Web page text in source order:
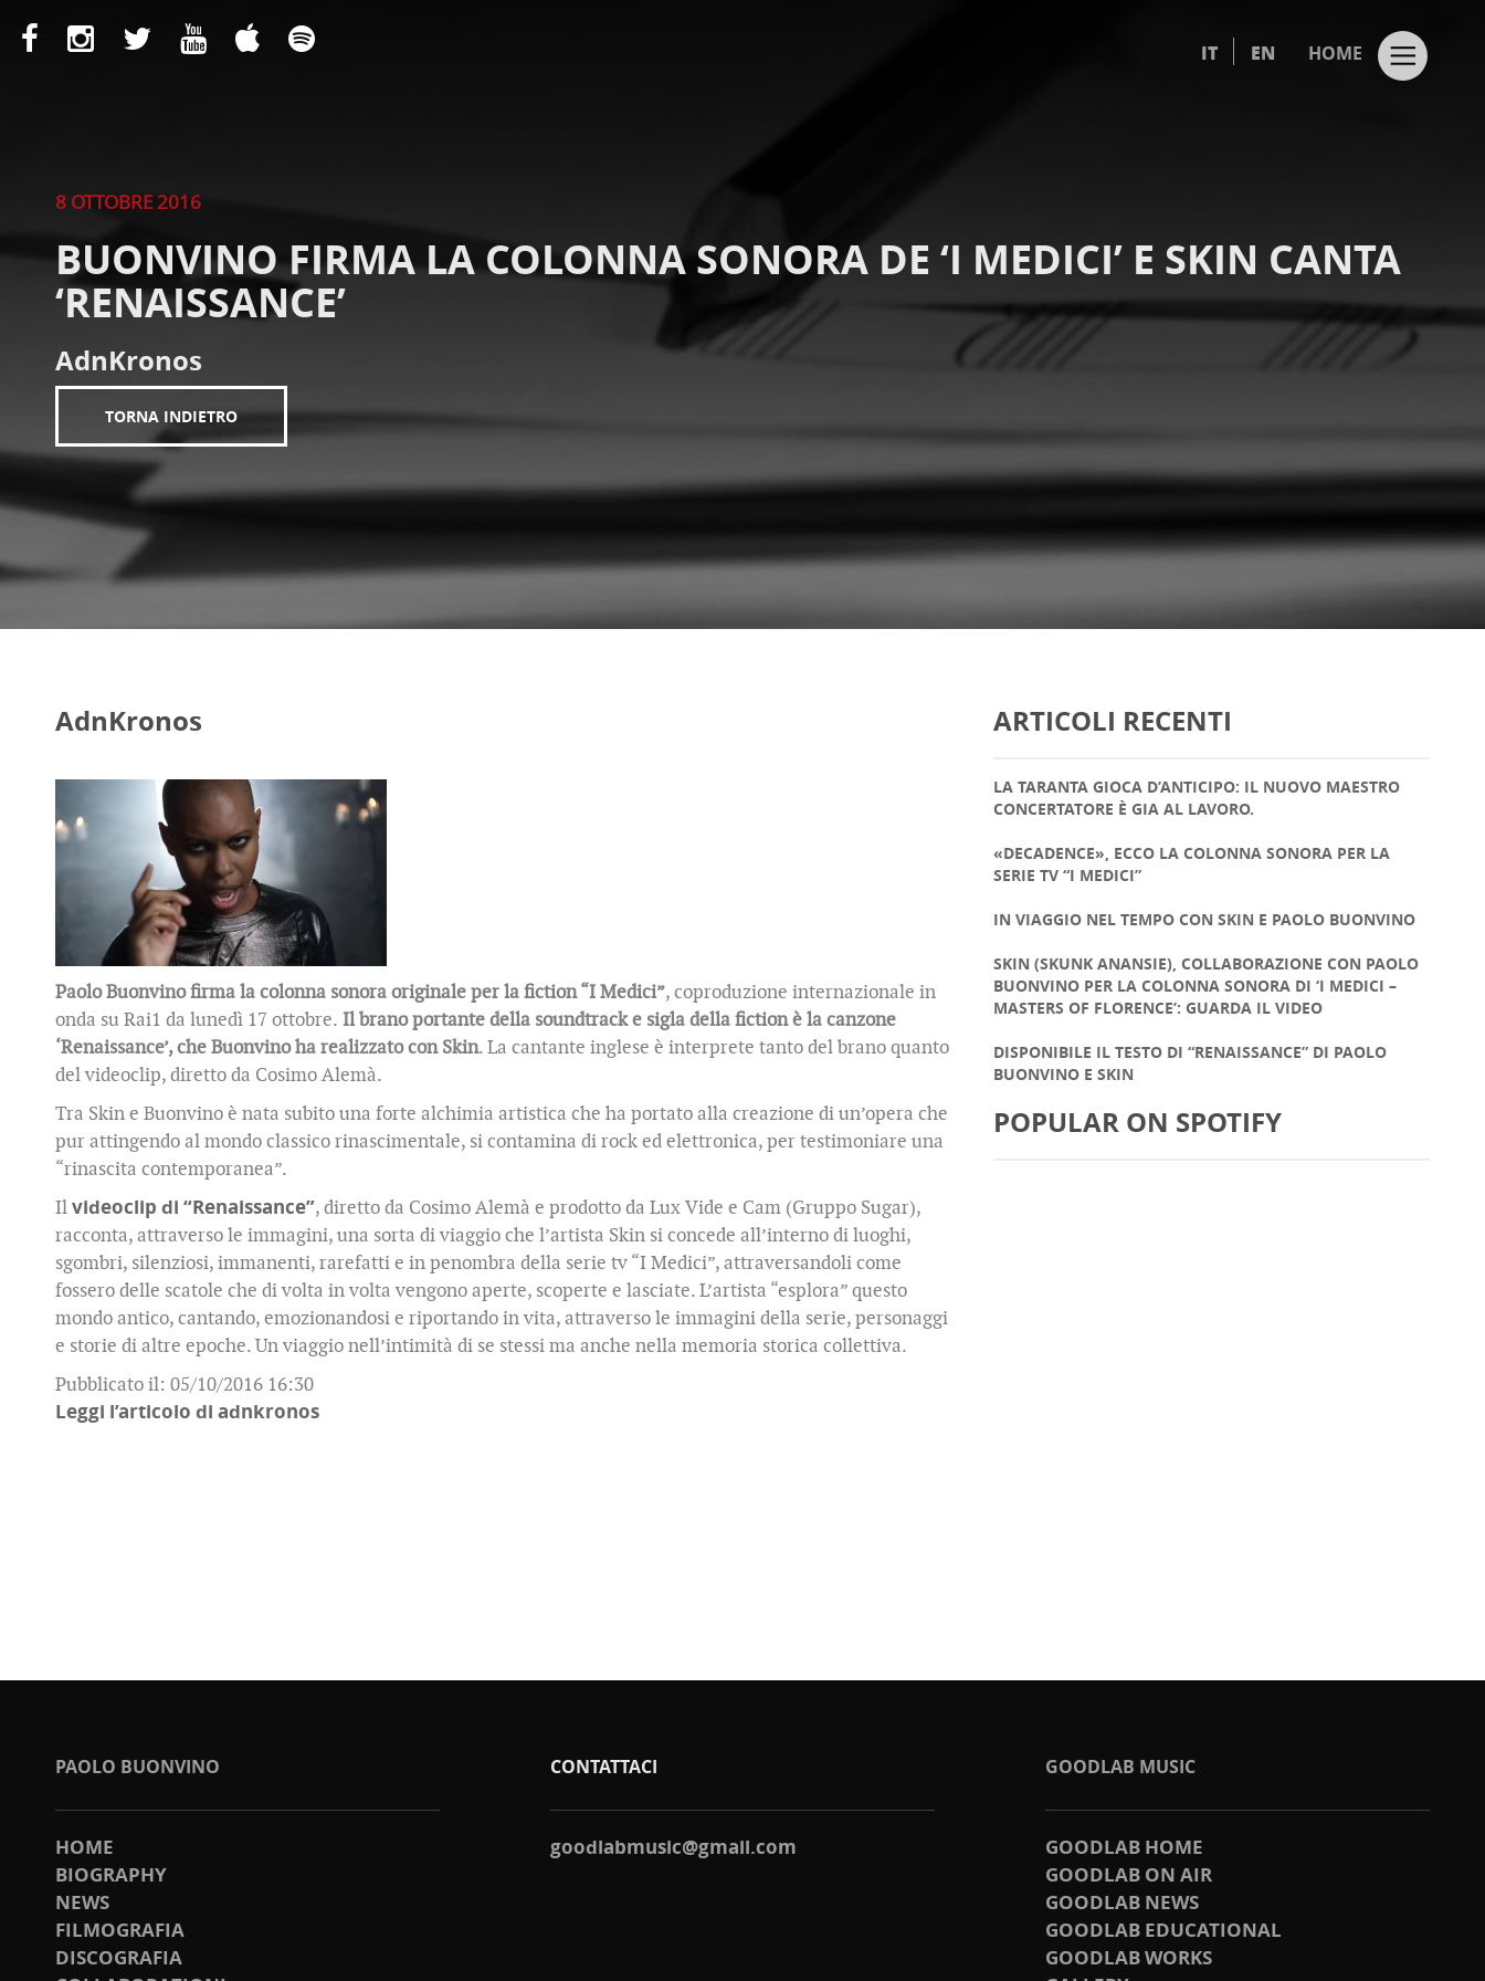
IT EN HOME
8 OTTOBRE 2016
BUONVINO FIRMA LA COLONNA SONORA DE ‘I MEDICI’ E SKIN CANTA
‘RENAISSANCE’
AdnKronos
TORNA INDIETRO
AdnKronos
Paolo Buonvino firma la colonna sonora originale per la fiction “I Medici”, coproduzione internazionale in
onda su Rai1 da lunedì 17 ottobre. Il brano portante della soundtrack e sigla della fiction è la canzone
‘Renaissance’, che Buonvino ha realizzato con Skin. La cantante inglese è interprete tanto del brano quanto
del videoclip, diretto da Cosimo Alemà.
Tra Skin e Buonvino è nata subito una forte alchimia artistica che ha portato alla creazione di un’opera che
pur attingendo al mondo classico rinascimentale, si contamina di rock ed elettronica, per testimoniare una
“rinascita contemporanea”.
Ilvideoclip di “Renaissance”, diretto da Cosimo Alemà e prodotto da Lux Vide e Cam (Gruppo Sugar),
racconta, attraverso le immagini, una sorta di viaggio che l’artista Skin si concede all’interno di luoghi,
sgombri, silenziosi, immanenti, rarefatti e in penombra della serie tv “I Medici”, attraversandoli come
fossero delle scatole che di volta in volta vengono aperte, scoperte e lasciate. L’artista “esplora” questo
mondo antico, cantando, emozionandosi e riportando in vita, attraverso le immagini della serie, personaggi
e storie di altre epoche. Un viaggio nell’intimità di se stessi ma anche nella memoria storica collettiva.
Pubblicato il: 05/10/2016 16:30
Leggi l’articolo di adnkronos
ARTICOLI RECENTI
LA TARANTA GIOCA D’ANTICIPO: IL NUOVO MAESTRO
CONCERTATORE È GIA AL LAVORO.
«DECADENCE», ECCO LA COLONNA SONORA PER LA
SERIE TV “I MEDICI”
IN VIAGGIO NEL TEMPO CON SKIN E PAOLO BUONVINO
SKIN (SKUNK ANANSIE), COLLABORAZIONE CON PAOLO
BUONVINO PER LA COLONNA SONORA DI ‘I MEDICI –
MASTERS OF FLORENCE’: GUARDA IL VIDEO
DISPONIBILE IL TESTO DI “RENAISSANCE” DI PAOLO
BUONVINO E SKIN
POPULAR ON SPOTIFY
PAOLO BUONVINO
HOME
BIOGRAPHY
NEWS
FILMOGRAFIA
DISCOGRAFIA
CONTATTACI
goodlabmusic@gmail.com
GOODLAB MUSIC
GOODLAB HOME
GOODLAB ON AIR
GOODLAB NEWS
GOODLAB EDUCATIONAL
GOODLAB WORKS